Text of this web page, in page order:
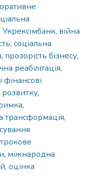
Укрексімбанк, війна
, соціальна
, прозорість бізнесу,
реабілітація,
розвитку,
,
трансформація,
, міжнародна
, оцінка